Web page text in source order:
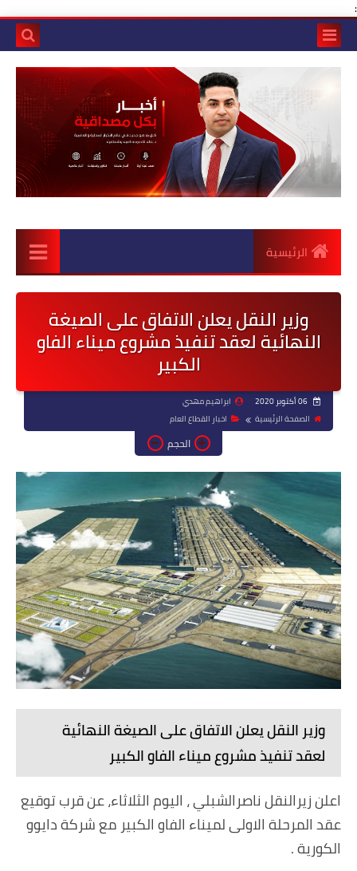
:
الرئيسية
وزير النقل يعلن الاتفاق على الصيغة
النهائية لعقد تنفيذ مشروع ميناء الفاو
الكبير
ابراهيم مهدي
الصفحة الرئيسية
اخبار القطاع العام
الحجم
وزير النقل يعلن الاتفاق على الصيغة النهائية
لعقد تنفيذ مشروع ميناء الفاو الكبير
اعلن زيرالنقل ناصرالشبلي ، اليوم الثلاثاء، عن قرب توقيع
عقد المرحلة الاولى لميناء الفاو الكبير مع شركة دايوو
الكورية .